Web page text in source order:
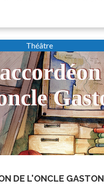
Théâtre
DE L'ONCLE GASTON